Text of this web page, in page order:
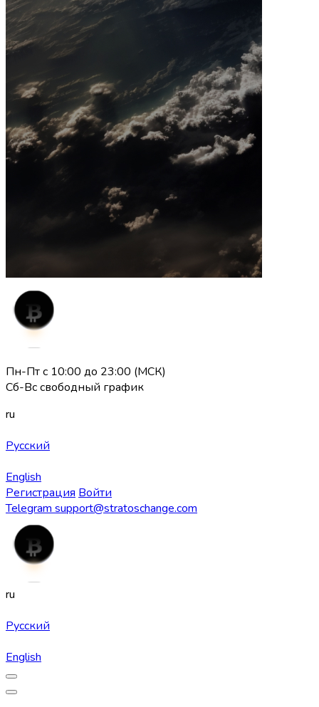
Пн-Пт с 10:00 до 23:00 (МСК)
Сб-Вс свободный график
ru
Русский
English
Регистрация Войти
Telegram support@stratoschange.com
ru
Русский
English